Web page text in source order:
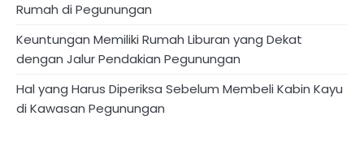
Rumah di Pegunungan
Keuntungan Memiliki Rumah Liburan yang Dekat
dengan Jalur Pendakian Pegunungan
Hal yang Harus Diperiksa Sebelum Membeli Kabin Kayu
di Kawasan Pegunungan